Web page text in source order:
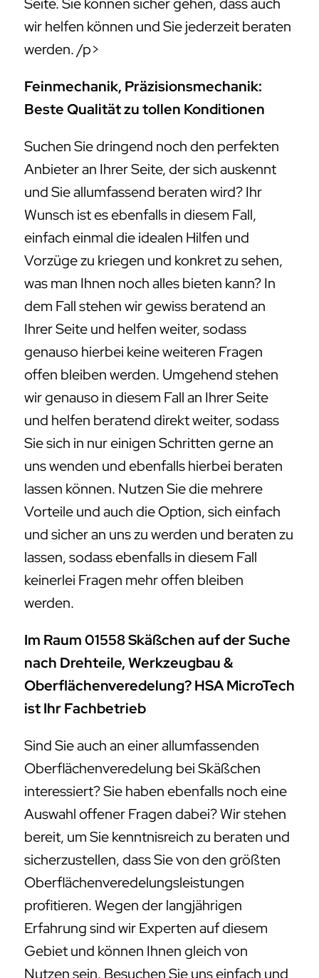
Seite. Sie können sicher gehen, dass auch
wir helfen können und Sie jederzeit beraten
werden. /p>
Feinmechanik, Präzisionsmechanik:
Beste Qualität zu tollen Konditionen
Suchen Sie dringend noch den perfekten
Anbieter an Ihrer Seite, der sich auskennt
und Sie allumfassend beraten wird? Ihr
Wunsch ist es ebenfalls in diesem Fall,
einfach einmal die idealen Hilfen und
Vorzüge zu kriegen und konkret zu sehen,
was man Ihnen noch alles bieten kann? In
dem Fall stehen wir gewiss beratend an
Ihrer Seite und helfen weiter, sodass
genauso hierbei keine weiteren Fragen
offen bleiben werden. Umgehend stehen
wir genauso in diesem Fall an Ihrer Seite
und helfen beratend direkt weiter, sodass
Sie sich in nur einigen Schritten gerne an
uns wenden und ebenfalls hierbei beraten
lassen können. Nutzen Sie die mehrere
Vorteile und auch die Option, sich einfach
und sicher an uns zu werden und beraten zu
lassen, sodass ebenfalls in diesem Fall
keinerlei Fragen mehr offen bleiben
werden.
Im Raum 01558 Skäßchen auf der Suche
nach Drehteile, Werkzeugbau &
Oberflächenveredelung? HSA MicroTech
ist Ihr Fachbetrieb
Sind Sie auch an einer allumfassenden
Oberflächenveredelung bei Skäßchen
interessiert? Sie haben ebenfalls noch eine
Auswahl offener Fragen dabei? Wir stehen
bereit, um Sie kenntnisreich zu beraten und
sicherzustellen, dass Sie von den größten
Oberflächenveredelungsleistungen
profitieren. Wegen der langjährigen
Erfahrung sind wir Experten auf diesem
Gebiet und können Ihnen gleich von
Nutzen sein. Besuchen Sie uns einfach und